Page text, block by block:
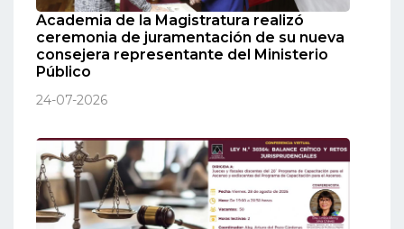
Academia de la Magistratura realizó
ceremonia de juramentación de su nueva
consejera representante del Ministerio
Público
24-07-2026